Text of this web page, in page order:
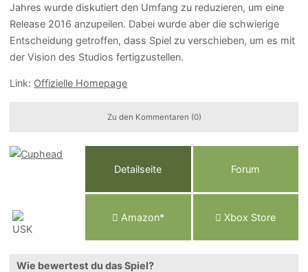
Jahres wurde diskutiert den Umfang zu reduzieren, um eine
Release 2016 anzupeilen. Dabei wurde aber die schwierige
Entscheidung getroffen, dass Spiel zu verschieben, um es mit
der Vision des Studios fertigzustellen.
Link: Offizielle Homepage
Zu den Kommentaren (0)
Detailseite Forum
Amazon* Xbox Store
Wie bewertest du das Spiel?